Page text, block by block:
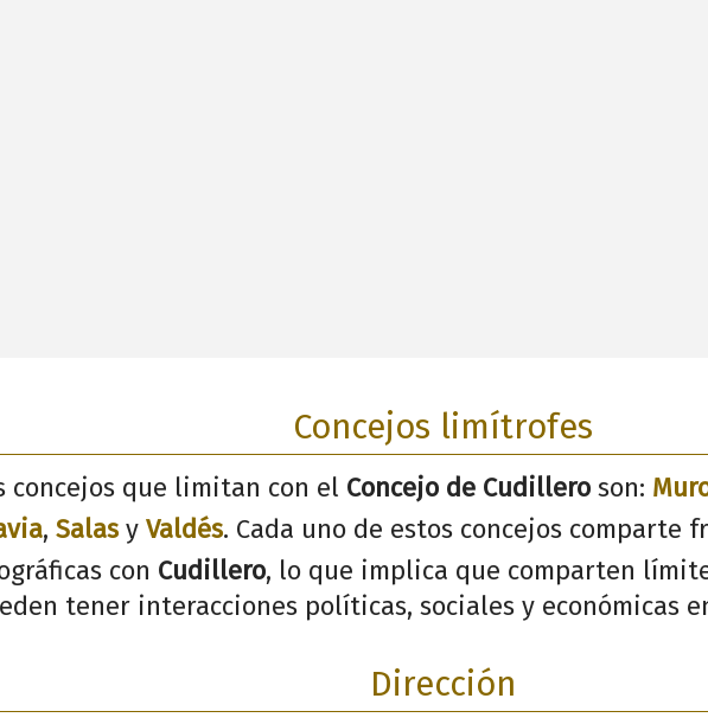
Concejos limítrofes
concejos que limitan con el Concejo de Cudillero son:
, Salas y Valdés. Cada uno de estos concejos comparte
con Cudillero, lo que implica que comparten
tener interacciones políticas, sociales y económicas
Dirección